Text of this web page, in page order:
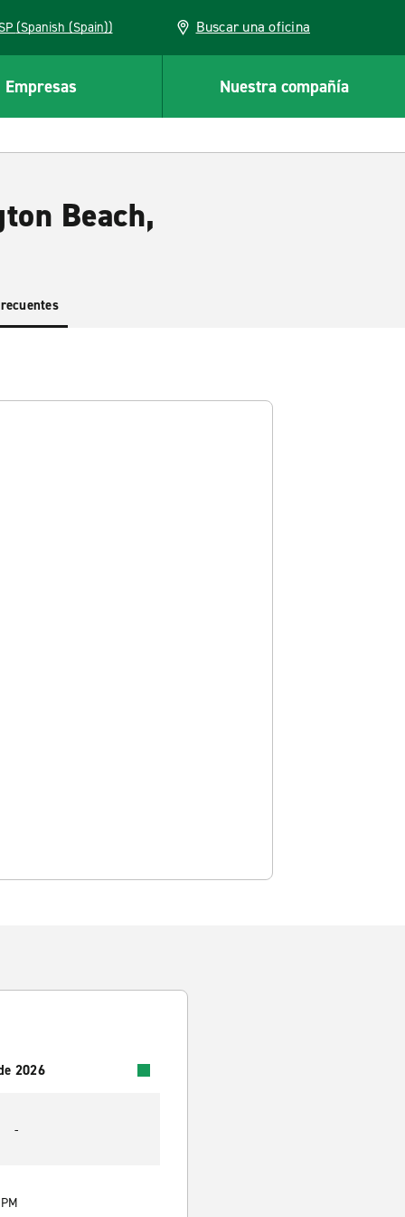
ESP (Spanish (Spain)) Buscar una oficina
Empresas Nuestra compañía
Beach,
2026
-